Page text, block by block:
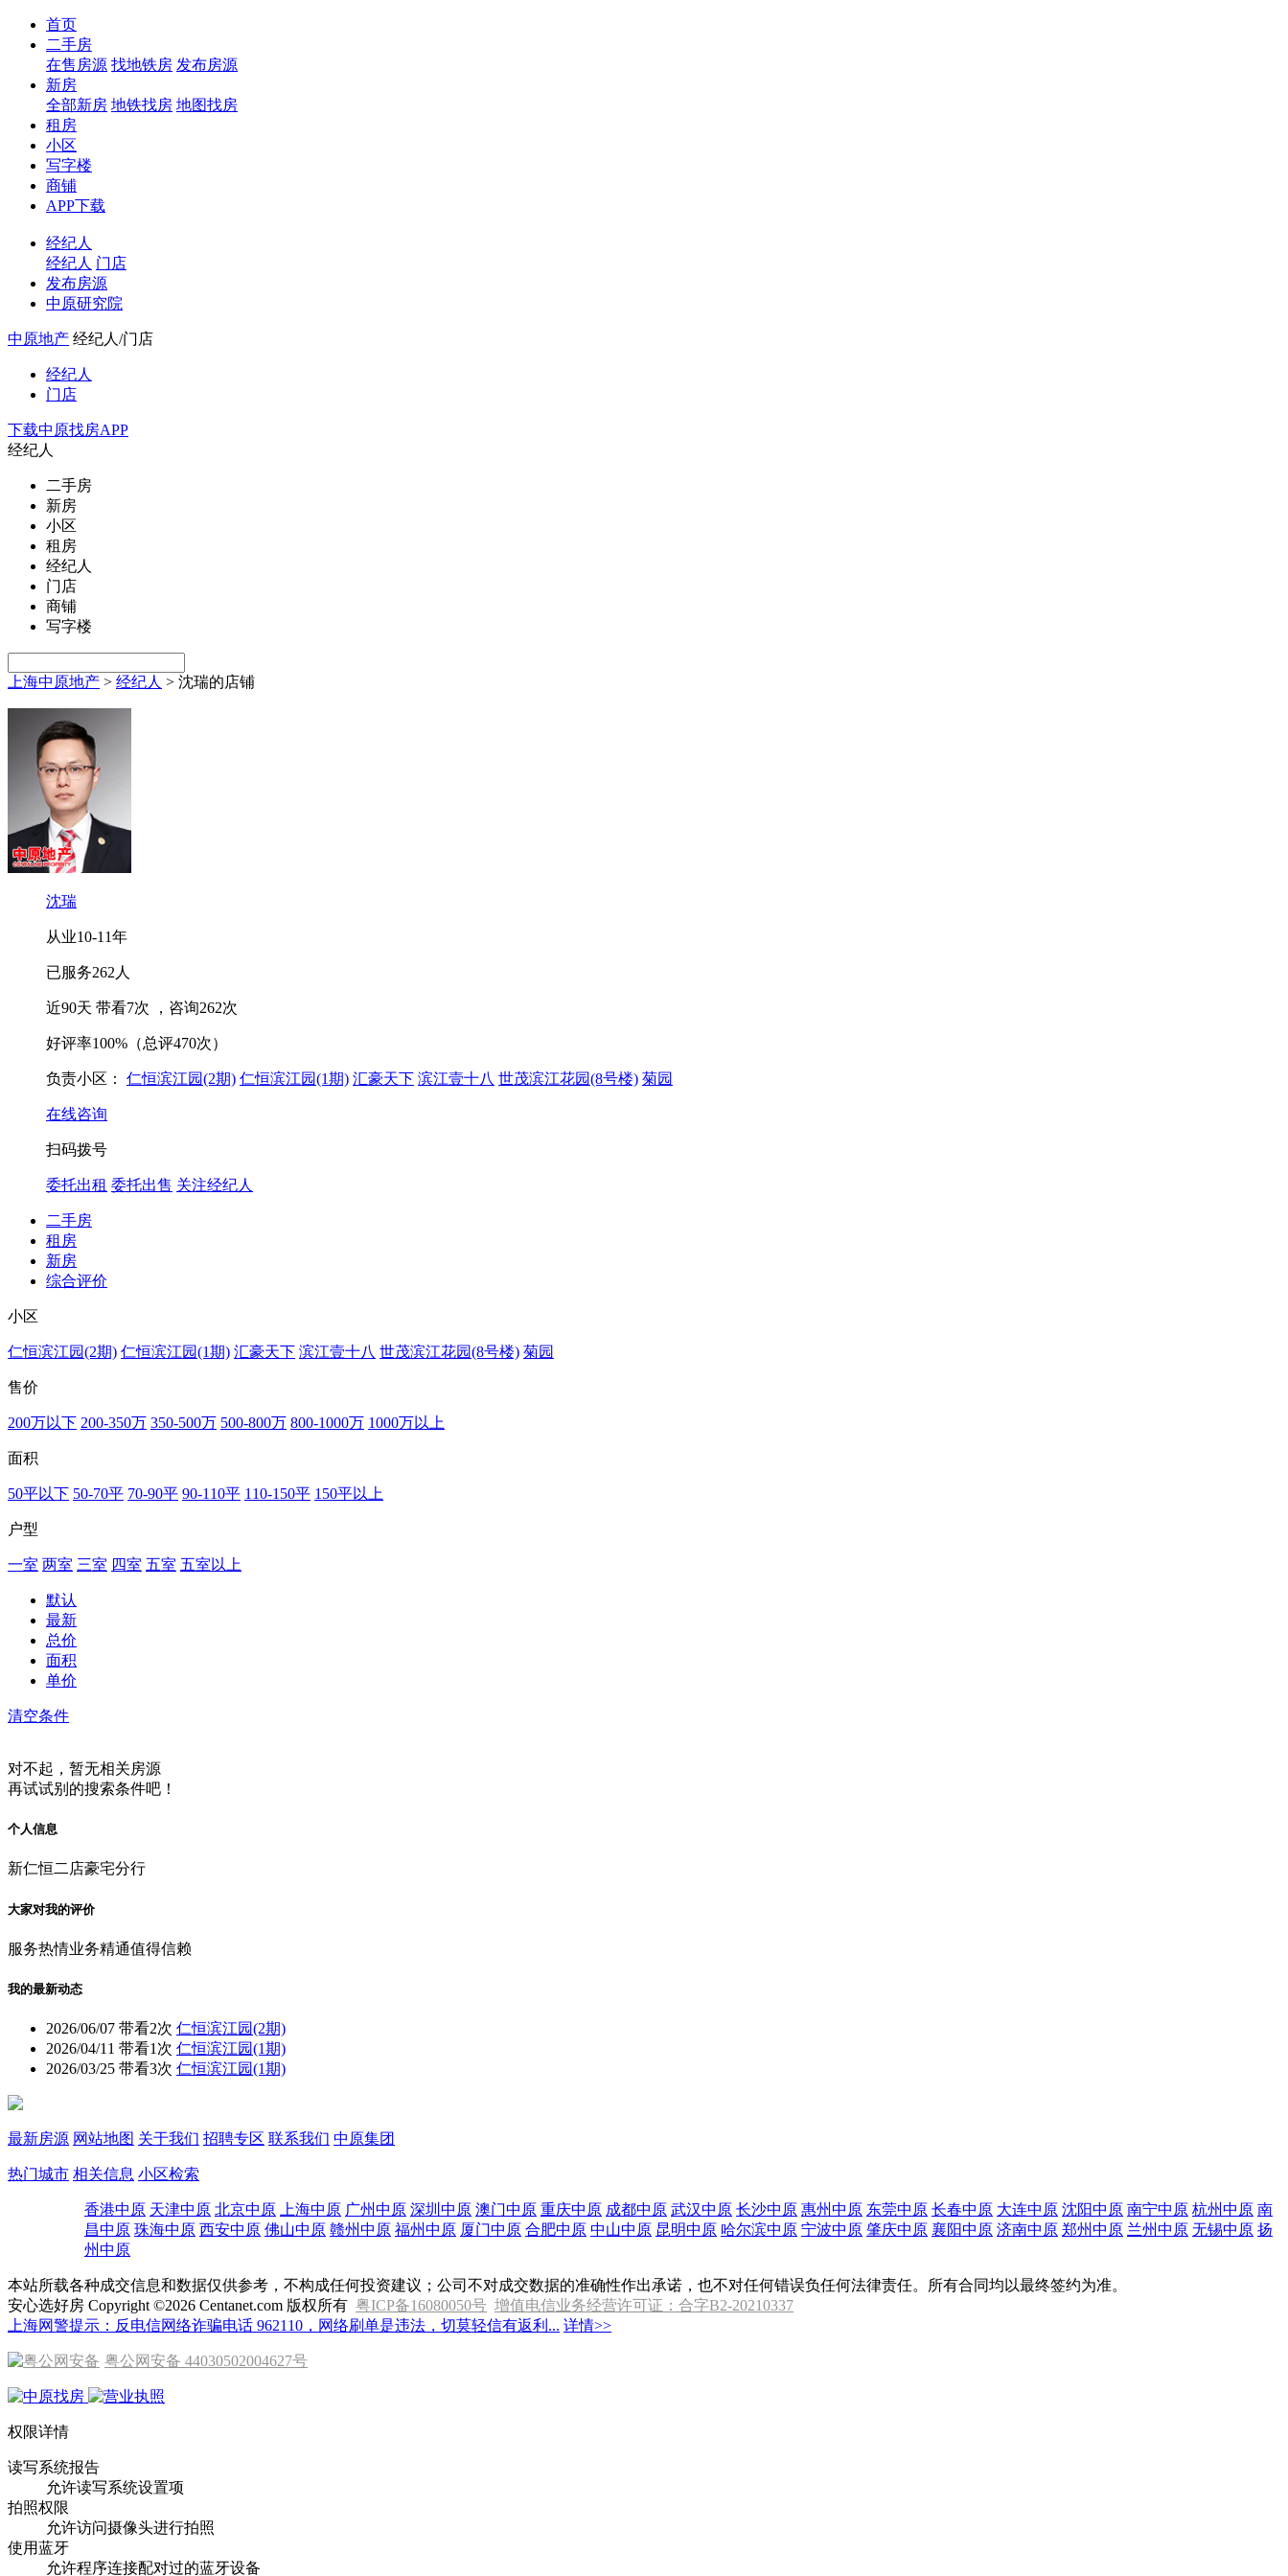
首页
二手房
在售房源 找地铁房 发布房源
新房
全部新房 地铁找房 地图找房
租房
小区
写字楼
商铺
APP下载
经纪人
经纪人 门店
发布房源
中原研究院
中原地产 经纪人/门店
经纪人
门店
下载中原找房APP
经纪人
二手房
新房
小区
租房
经纪人
门店
商铺
写字楼
上海中原地产 > 经纪人 > 沈瑞的店铺
沈瑞
从业10-11年
已服务262 人
近90天 带看7次 ，咨询262次
好评率100% （总评470次）
负责小区： 仁恒滨江园(2期) 仁恒滨江园(1期) 汇豪天下 滨江壹十八 世茂滨江花园(8号楼) 菊园
在线咨询
扫码拨号
委托出租 委托出售 关注经纪人
二手房
租房
新房
综合评价
小区
仁恒滨江园(2期) 仁恒滨江园(1期) 汇豪天下 滨江壹十八 世茂滨江花园(8号楼) 菊园
售价
200万以下 200-350万 350-500万 500-800万 800-1000万 1000万以上
面积
50平以下 50-70平 70-90平 90-110平 110-150平 150平以上
户型
一室 两室 三室 四室 五室 五室以上
默认
最新
总价
面积
单价
清空条件
对不起，暂无相关房源
再试试别的搜索条件吧！
个人信息
新仁恒二店豪宅分行
大家对我的评价
服务热情业务精通值得信赖
我的最新动态
2026/06/07 带看2次 仁恒滨江园(2期)
2026/04/11 带看1次 仁恒滨江园(1期)
2026/03/25 带看3次 仁恒滨江园(1期)
最新房源 网站地图 关于我们 招聘专区 联系我们 中原集团
热门城市 相关信息 小区检索
香港中原 天津中原 北京中原 上海中原 广州中原 深圳中原 澳门中原 重庆中原 成都中原 武汉中原 长沙中原 惠州中原 东莞中原 长春中原 大连中原 沈阳中原 南宁中原 杭州中原 南
昌中原 珠海中原 西安中原 佛山中原 赣州中原 福州中原 厦门中原 合肥中原 中山中原 昆明中原 哈尔滨中原 宁波中原 肇庆中原 襄阳中原 济南中原 郑州中原 兰州中原 无锡中原 扬
州中原
本站所载各种成交信息和数据仅供参考，不构成任何投资建议；公司不对成交数据的准确性作出承诺，也不对任何错误负任何法律责任。所有合同均以最终签约为准。
安心选好房 Copyright ©2026 Centanet.com 版权所有 粤ICP备16080050号 增值电信业务经营许可证：合字B2-20210337
上海网警提示：反电信网络诈骗电话 962110，网络刷单是违法，切莫轻信有返利... 详情>>
粤公网安备 44030502004627号
权限详情
读写系统报告
允许读写系统设置项
拍照权限
允许访问摄像头进行拍照
使用蓝牙
允许程序连接配对过的蓝牙设备